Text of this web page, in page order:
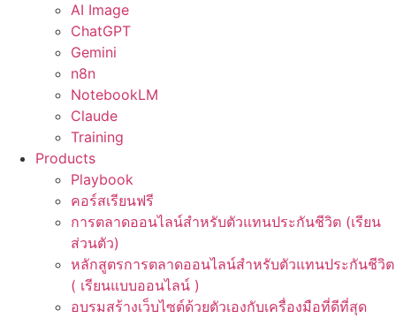
AI Image
ChatGPT
Gemini
n8n
NotebookLM
Claude
Training
Products
Playbook
คอร์สเรียนฟรี
การตลาดออนไลน์สำหรับตัวแทนประกันชีวิต (เรียน
ส่วนตัว)
หลักสูตรการตลาดออนไลน์สำหรับตัวแทนประกันชีวิต
( เรียนแบบออนไลน์ )
อบรมสร้างเว็บไซต์ด้วยตัวเองกับเครื่องมือที่ดีที่สุด